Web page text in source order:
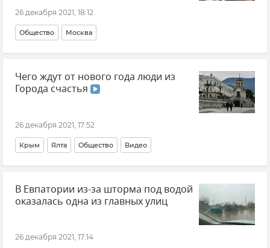
26 декабря 2021, 18:12
Общество Москва
Чего ждут от нового года люди из
Города счастья
26 декабря 2021, 17:52
Крым Ялта Общество Видео
В Евпатории из-за шторма под водой
оказалась одна из главных улиц
26 декабря 2021, 17:14